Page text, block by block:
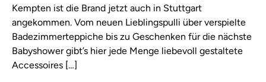
Kempten ist die Brand jetzt auch in Stuttgart
angekommen. Vom neuen Lieblingspulli über verspielte
Badezimmerteppiche bis zu Geschenken für die nächste
Babyshower gibt’s hier jede Menge liebevoll gestaltete
Accessoires […]